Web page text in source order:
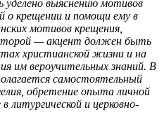
выяснению мотивов
о крещении и помощи ему в
мотивов крещения,
— акцент должен быть
христианской жизни и на
им вероучительных знаний. В
самостоятельный
обретение опыта личной
литургической и церковно-